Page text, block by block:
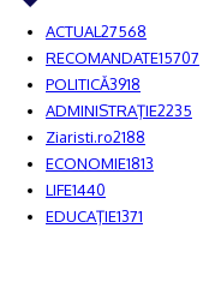
ACTUAL 27568
RECOMANDATE15707
POLITICĂ3918
ADMINISTRAŢIE2235
Ziaristi.ro2188
ECONOMIE1813
LIFE1440
EDUCAŢIE1371